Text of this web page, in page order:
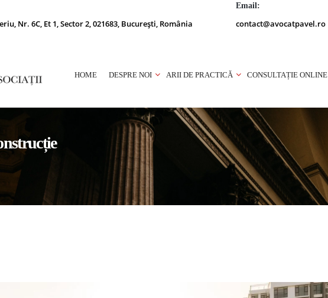
Nr. 6C, Et 1, Sector 2, 021683, București, România
Email:
contact@avocatpavel.ro
HOME DESPRE NOI ARII DE PRACTICĂ CONSULTAȚIE ONLINE